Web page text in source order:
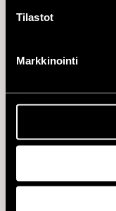
Tilastot
Markkinointi